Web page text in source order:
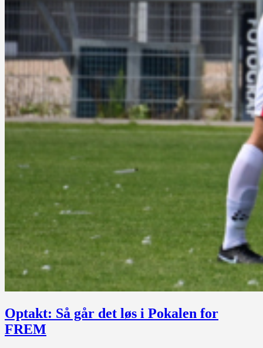
Optakt: Så går det løs i Pokalen for
FREM